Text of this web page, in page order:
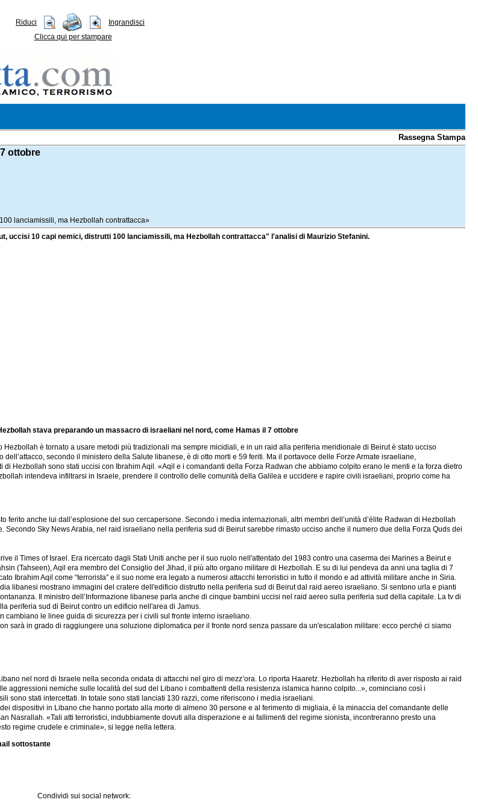
Riduci
Ingrandisci
Clicca qui per stampare
Rassegna Stampa
ottobre
lanciamissili, ma Hezbollah contrattacca»
uccisi 10 capi nemici, distrutti 100 lanciamissili, ma Hezbollah contrattacca" l'analisi di Maurizio Stefanini.
stava preparando un massacro di israeliani nel nord, come Hamas il 7 ottobre
è tornato a usare metodi più tradizionali ma sempre micidiali, e in un raid alla periferia meridionale di Beirut è stato ucciso
secondo il ministero della Salute libanese, è di otto morti e 59 feriti. Ma il portavoce delle Forze Armate israeliane,
Hezbollah sono stati uccisi con Ibrahim Aqil. «Aqil e i comandanti della Forza Radwan che abbiamo colpito erano le menti e la forza dietro
intendeva infiltrarsi in Israele, prendere il controllo delle comunità della Galilea e uccidere e rapire civili israeliani, proprio come ha
anche lui dall’esplosione del suo cercapersone. Secondo i media internazionali, altri membri dell’unità d’élite Radwan di Hezbollah
Sky News Arabia, nel raid israeliano nella periferia sud di Beirut sarebbe rimasto ucciso anche il numero due della Forza Quds dei
il Times of Israel. Era ricercato dagli Stati Uniti anche per il suo ruolo nell'attentato del 1983 contro una caserma dei Marines a Beirut e
(Tahseen), Aqil era membro del Consiglio del Jihad, il più alto organo militare di Hezbollah. E su di lui pendeva da anni una taglia di 7
Ibrahim Aqil come “terrorista” e il suo nome era legato a numerosi attacchi terroristici in tutto il mondo e ad attività militare anche in Siria.
libanesi mostrano immagini del cratere dell'edificio distrutto nella periferia sud di Beirut dal raid aereo israeliano. Si sentono urla e pianti
Il ministro dell’Informazione libanese parla anche di cinque bambini uccisi nel raid aereo sulla periferia sud della capitale. La tv di
periferia sud di Beirut contro un edificio nell'area di Jamus.
cambiano le linee guida di sicurezza per i civili sul fronte interno israeliano.
sarà in grado di raggiungere una soluzione diplomatica per il fronte nord senza passare da un'escalation militare: ecco perché ci siamo
nel nord di Israele nella seconda ondata di attacchi nel giro di mezz’ora. Lo riporta Haaretz. Hezbollah ha riferito di aver risposto ai raid
nemiche sulle località del sud del Libano i combattenti della resistenza islamica hanno colpito...», cominciano così i
sono stati intercettati. In totale sono stati lanciati 130 razzi, come riferiscono i media israeliani.
dispositivi in Libano che hanno portato alla morte di almeno 30 persone e al ferimento di migliaia, è la minaccia del comandante delle
Nasrallah. «Tali atti terroristici, indubbiamente dovuti alla disperazione e ai fallimenti del regime sionista, incontreranno presto una
regime crudele e criminale», si legge nella lettera.
sottostante
Condividi sui social network: